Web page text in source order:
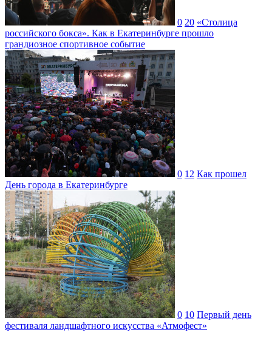
0 20 «Столица
российского бокса». Как в Екатеринбурге прошло
грандиозное спортивное событие
0 12 Как прошел
День города в Екатеринбурге
0 10 Первый день
фестиваля ландшафтного искусства «Атмофест»